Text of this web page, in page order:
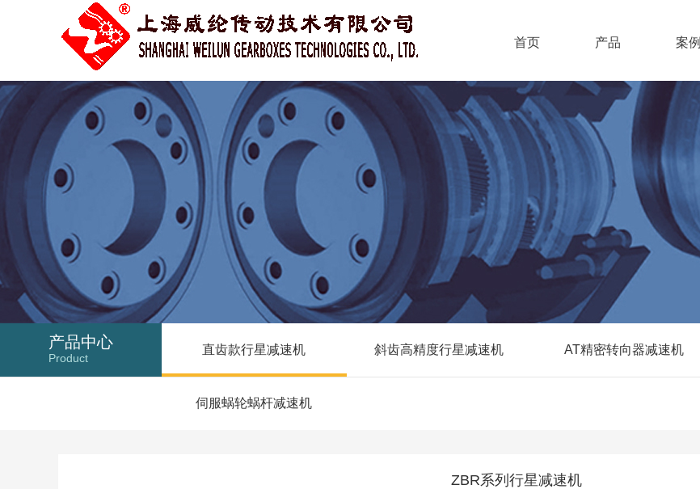
首页 产品 案例
产品中心
Product
直齿款行星减速机 斜齿高精度行星减速机 AT精密转向器减速机
伺服蜗轮蜗杆减速机
ZBR系列行星减速机